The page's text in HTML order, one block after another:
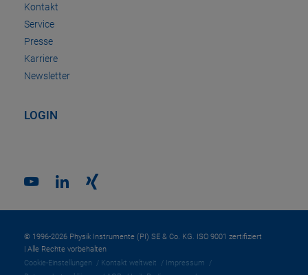
Kontakt
Service
Presse
Karriere
Newsletter
LOGIN
© 1996-2026 Physik Instrumente (PI) SE & Co. KG. ISO 9001 zertifiziert
| Alle Rechte vorbehalten
Cookie-Einstellungen
Kontakt weltweit
Impressum